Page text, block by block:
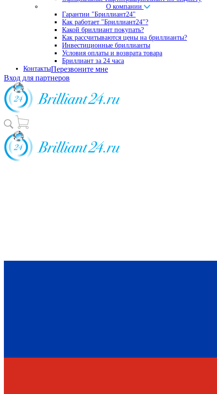
О компании
Гарантии "Бриллиант24"
Как работает "Бриллиант24"?
Какой бриллиант покупать?
Как рассчитываются цены на бриллианты?
Инвестиционные бриллианты
Условия оплаты и возврата товара
Бриллиант за 24 часа
КонтактыПерезвоните мне
Вход для партнеров